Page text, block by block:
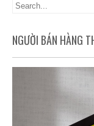
NGƯỜI BÁN HÀNG